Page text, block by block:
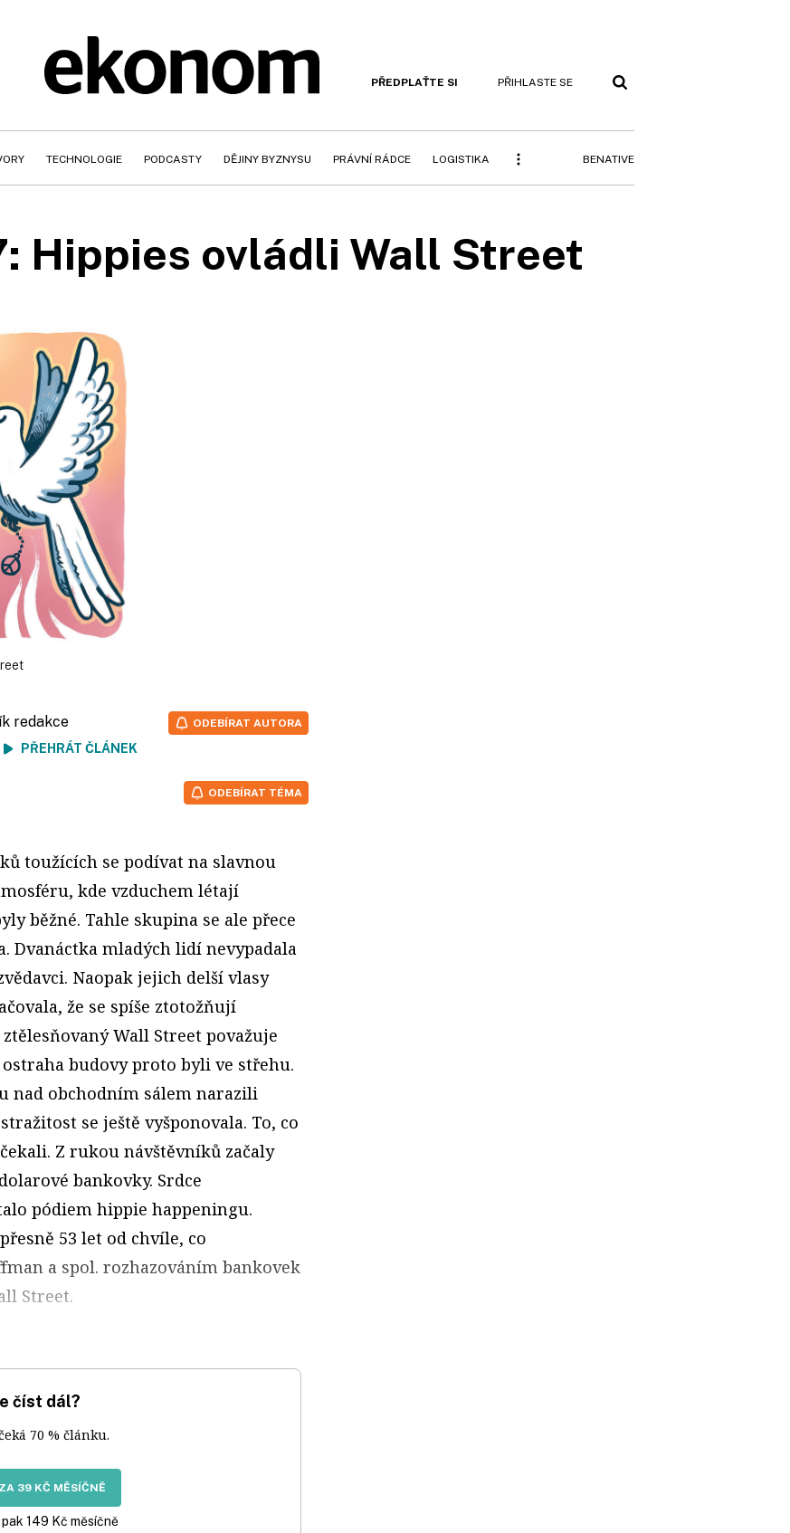
PŘEDPLAŤTE SI PŘIHLASTE SE
TECHNOLOGIE PODCASTY DĚJINY BYZNYSU PRÁVNÍ RÁDCE LOGISTIKA BENATIVE
Hippies ovládli Wall Street
redakce
PŘEHRÁT ČLÁNEK
ODEBÍRAT AUTORA
ODEBÍRAT TÉMA
toužících se podívat na slavnou
kde vzduchem létají
běžné. Tahle skupina se ale přece
Dvanáctka mladých lidí nevypadala
Naopak jejich delší vlasy
že se spíše ztotožňují
Wall Street považuje
budovy proto byli ve střehu.
nad obchodním sálem narazili
se ještě vyšponovala. To, co
Z rukou návštěvníků začaly
bankovky. Srdce
pódiem hippie happeningu.
53 let od chvíle, co
a spol. rozhazováním bankovek
Street.
číst dál?
70 % článku.
39 KČ MĚSÍČNĚ
149 Kč měsíčně